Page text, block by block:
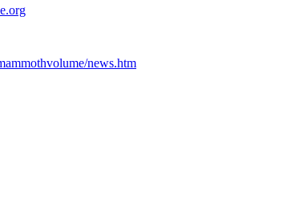
news.htm